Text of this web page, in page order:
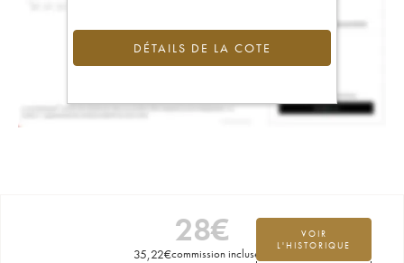
DÉTAILS DE LA COTE
28€
35,22€commission incluse
VOIR
L'HISTORIQUE